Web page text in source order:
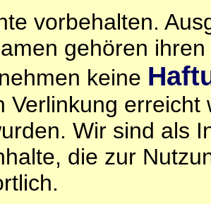
vorbehalten.
gehören
keine
Verlinkung
Wir sind als
die zur